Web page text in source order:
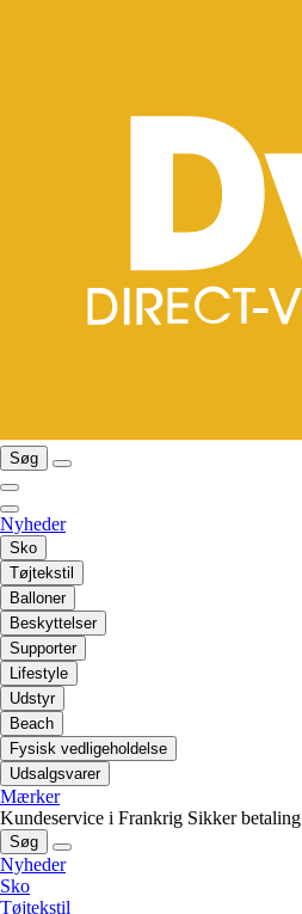
Søg
Nyheder
Sko
Tøjtekstil
Balloner
Beskyttelser
Supporter
Lifestyle
Udstyr
Beach
Fysisk vedligeholdelse
Udsalgsvarer
Mærker
Kundeservice i Frankrig Sikker betaling
Søg
Nyheder
Sko
Tøjtekstil